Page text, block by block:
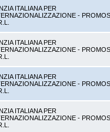
ITALIANA PER
-
ITALIANA PER
-
ITALIANA PER
-
ITALIANA PER
-